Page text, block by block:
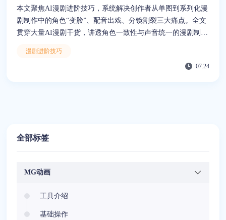
本文聚焦AI漫剧进阶技巧，系统解决创作者从单图到系列化漫
剧制作中的角色“变脸”、配音出戏、分镜割裂三大痛点。全文
贯穿大量AI漫剧干货，讲透角色一致性与声音统一的漫剧制作
出系列化内容。
漫剧进阶技巧
07.24
全部标签
MG动画
工具介绍
基础操作